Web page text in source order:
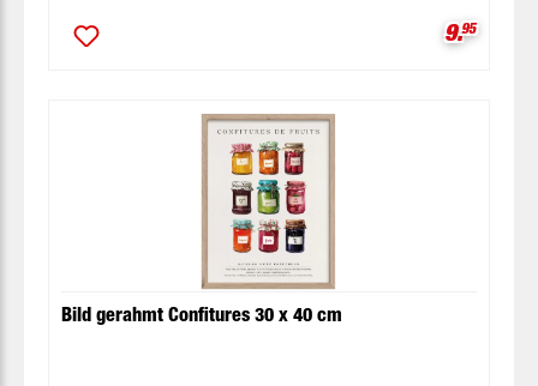
9.95
Bild gerahmt Confitures 30 x 40 cm